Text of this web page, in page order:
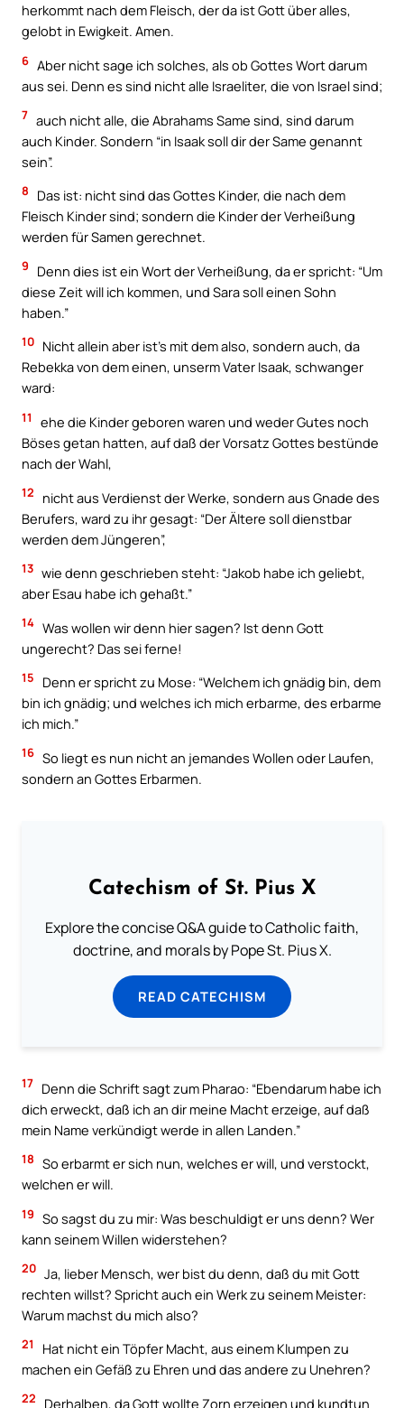
herkommt nach dem Fleisch, der da ist Gott über alles,
gelobt in Ewigkeit. Amen.
6 Aber nicht sage ich solches, als ob Gottes Wort darum
aus sei. Denn es sind nicht alle Israeliter, die von Israel sind;
7 auch nicht alle, die Abrahams Same sind, sind darum
auch Kinder. Sondern “in Isaak soll dir der Same genannt
sein”.
8
Das ist: nicht sind das Gottes Kinder, die nach dem
Fleisch Kinder sind; sondern die Kinder der Verheißung
werden für Samen gerechnet.
9
Denn dies ist ein Wort der Verheißung, da er spricht: “Um
diese Zeit will ich kommen, und Sara soll einen Sohn
haben.”
10 Nicht allein aber ist’s mit dem also, sondern auch, da
Rebekka von dem einen, unserm Vater Isaak, schwanger
ward:
11
ehe die Kinder geboren waren und weder Gutes noch
Böses getan hatten, auf daß der Vorsatz Gottes bestünde
nach der Wahl,
12
nicht aus Verdienst der Werke, sondern aus Gnade des
Berufers, ward zu ihr gesagt: “Der Ältere soll dienstbar
werden dem Jüngeren”,
13 wie denn geschrieben steht: “Jakob habe ich geliebt,
aber Esau habe ich gehaßt.”
14 Was wollen wir denn hier sagen? Ist denn Gott
ungerecht? Das sei ferne!
15
Denn er spricht zu Mose: “Welchem ich gnädig bin, dem
bin ich gnädig; und welches ich mich erbarme, des erbarme
ich mich.”
16 So liegt es nun nicht an jemandes Wollen oder Laufen,
sondern an Gottes Erbarmen.
Catechism of St. Pius X
Explore the concise Q&A guide to Catholic faith,
doctrine, and morals by Pope St. Pius X.
READ CATECHISM
17 Denn die Schrift sagt zum Pharao: “Ebendarum habe ich
dich erweckt, daß ich an dir meine Macht erzeige, auf daß
mein Name verkündigt werde in allen Landen.”
18 So erbarmt er sich nun, welches er will, und verstockt,
welchen er will.
19 So sagst du zu mir: Was beschuldigt er uns denn? Wer
kann seinem Willen widerstehen?
20 Ja, lieber Mensch, wer bist du denn, daß du mit Gott
rechten willst? Spricht auch ein Werk zu seinem Meister:
Warum machst du mich also?
21
Hat nicht ein Töpfer Macht, aus einem Klumpen zu
machen ein Gefäß zu Ehren und das andere zu Unehren?
22 Derhalben, da Gott wollte Zorn erzeigen und kundtun